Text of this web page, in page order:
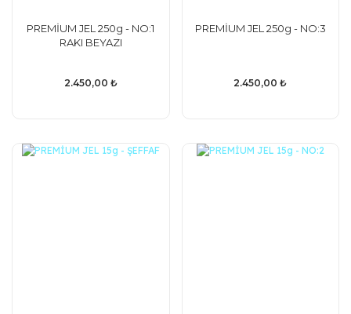
PREMİUM JEL 250g - NO:1
RAKI BEYAZI
2.450,00 ₺
PREMİUM JEL 250g - NO:3
2.450,00 ₺